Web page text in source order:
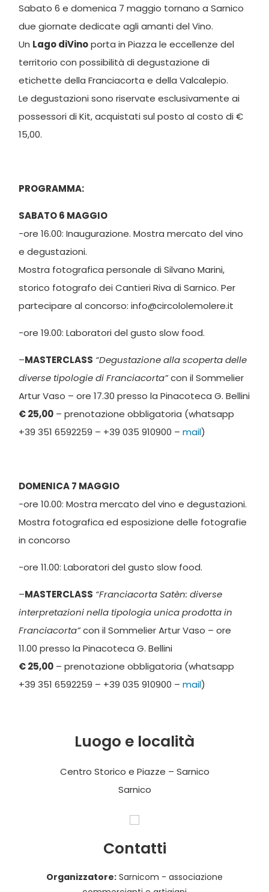
Sabato 6 e domenica 7 maggio tornano a Sarnico
due giornate dedicate agli amanti del Vino.
Un Lago diVinoporta in Piazza le eccellenze del
territorio con possibilità di degustazione di
etichette della Franciacorta e della Valcalepio.
Le degustazioni sono riservate esclusivamente ai
possessori di Kit, acquistati sul posto al costo di €
15,00.
PROGRAMMA:
SABATO 6 MAGGIO
-ore 16.00: Inaugurazione. Mostra mercato del vino
e degustazioni.
Mostra fotografica personale di Silvano Marini,
storico fotografo dei Cantieri Riva di Sarnico. Per
partecipare al concorso: info@circololemolere.it
-ore 19.00: Laboratori del gusto slow food.
–MASTERCLASS “Degustazione alla scoperta delle
diverse tipologie di Franciacorta”con il Sommelier
Artur Vaso – ore 17.30 presso la Pinacoteca G. Bellini
€ 25,00 – prenotazione obbligatoria (whatsapp
+39 351 6592259 – +39 035 910900 –mail)
DOMENICA 7 MAGGIO
-ore 10.00: Mostra mercato del vino e degustazioni.
Mostra fotografica ed esposizione delle fotografie
in concorso
-ore 11.00: Laboratori del gusto slow food.
–MASTERCLASS “Franciacorta Satèn: diverse
interpretazioni nella tipologia unica prodotta in
Franciacorta”con il Sommelier Artur Vaso – ore
11.00 presso la Pinacoteca G. Bellini
€ 25,00 – prenotazione obbligatoria (whatsapp
+39 351 6592259 – +39 035 910900 –mail)
Luogo e località
Centro Storico e Piazze – Sarnico
Sarnico
Contatti
Organizzatore: Sarnicom - associazione